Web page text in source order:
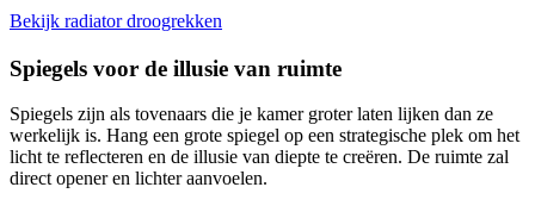
Bekijk radiator droogrekken
Spiegels voor de illusie van ruimte
Spiegels zijn als tovenaars die je kamer groter laten lijken dan ze
werkelijk is. Hang een grote spiegel op een strategische plek om het
licht te reflecteren en de illusie van diepte te creëren. De ruimte zal
direct opener en lichter aanvoelen.